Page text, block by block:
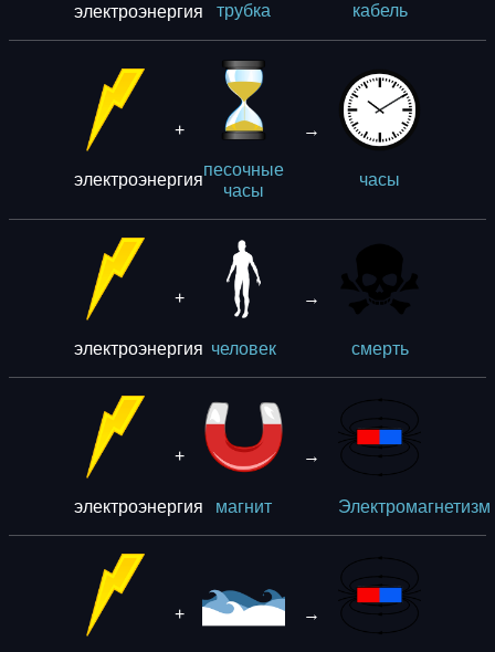
электроэнергия трубка кaбель
электроэнергия
+
песочные
часы
→
часы
электроэнергия
+
человек
→
смерть
электроэнергия
+
магнит
→
Электромагнетизм
+ →